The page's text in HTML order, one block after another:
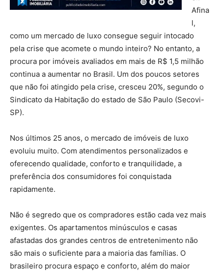
Afina
l,
como um mercado de luxo consegue seguir intocado
pela crise que acomete o mundo inteiro? No entanto, a
procura por imóveis avaliados em mais de R$ 1,5 milhão
continua a aumentar no Brasil. Um dos poucos setores
que não foi atingido pela crise, cresceu 20%, segundo o
Sindicato da Habitação do estado de São Paulo (Secovi-
SP).
Nos últimos 25 anos, o mercado de imóveis de luxo
evoluiu muito. Com atendimentos personalizados e
oferecendo qualidade, conforto e tranquilidade, a
preferência dos consumidores foi conquistada
rapidamente.
Não é segredo que os compradores estão cada vez mais
exigentes. Os apartamentos minúsculos e casas
afastadas dos grandes centros de entretenimento não
são mais o suficiente para a maioria das famílias. O
brasileiro procura espaço e conforto, além do maior